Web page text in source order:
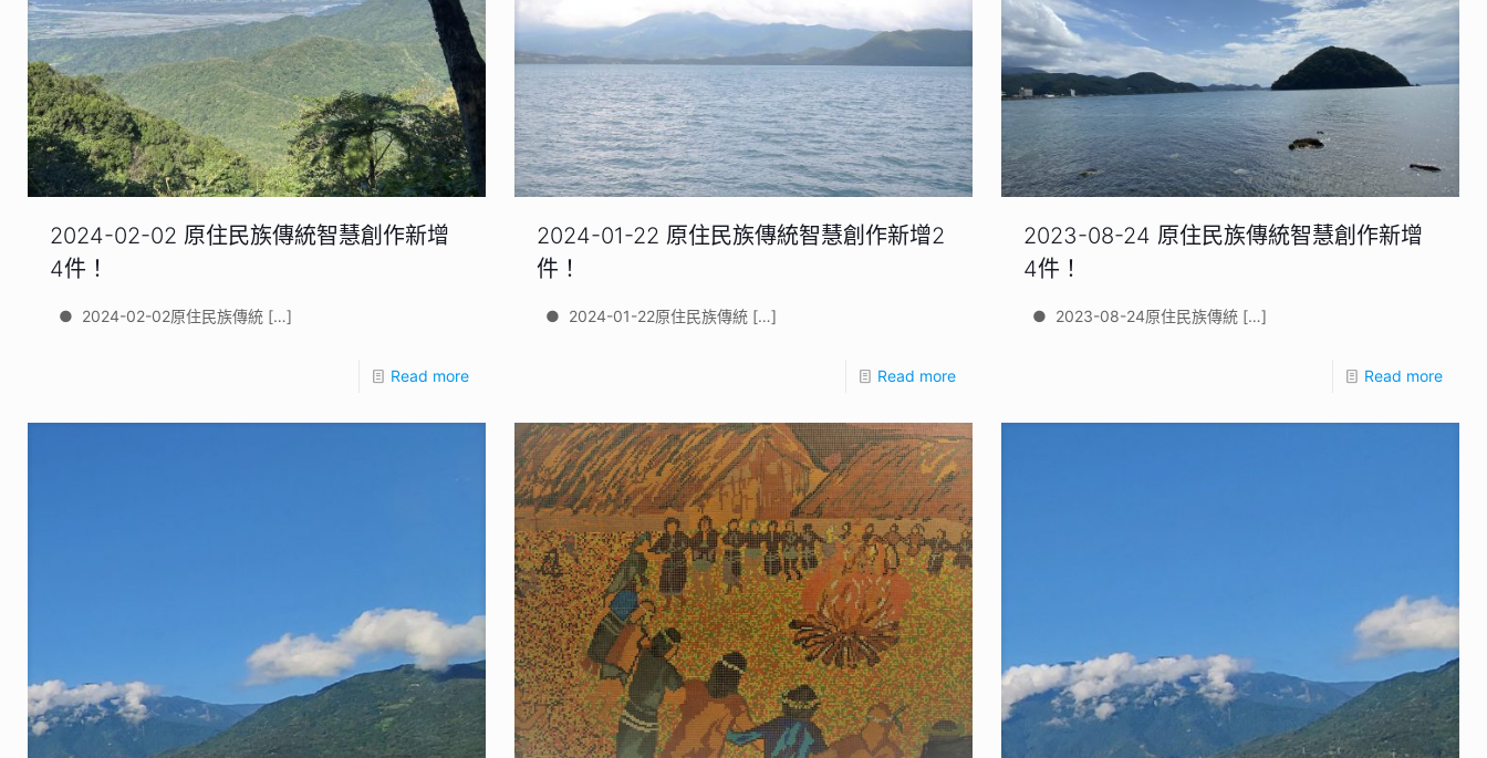
2024-02-02 原住民族傳統智慧創作新增
4件！
● 2024-02-02原住民族傳統 […]
Read more
2024-01-22 原住民族傳統智慧創作新增2
件！
● 2024-01-22原住民族傳統 […]
Read more
2023-08-24 原住民族傳統智慧創作新增
4件！
● 2023-08-24原住民族傳統 […]
Read more